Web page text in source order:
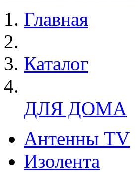
Главная
Каталог
ДЛЯ ДОМА
Антенны TV
Изолента